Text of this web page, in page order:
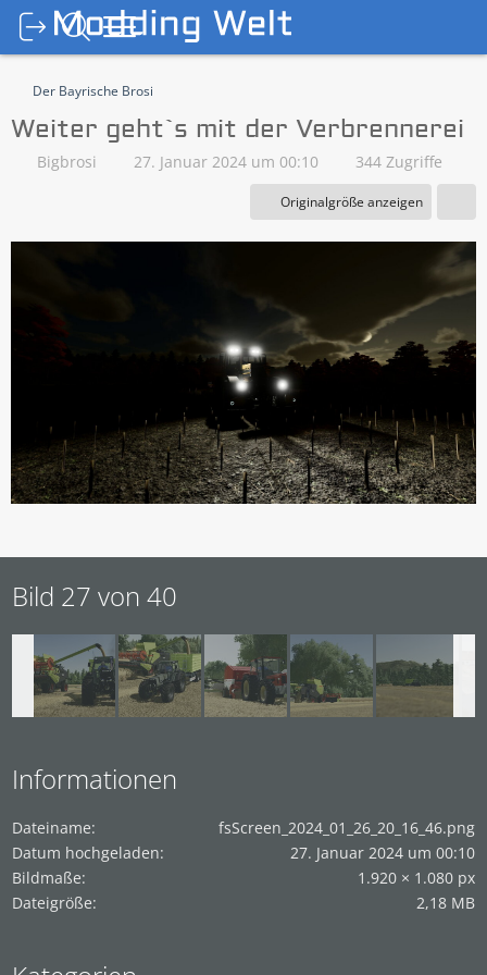
Der Bayrische Brosi
Weiter geht`s mit der Verbrennerei
Bigbrosi 27. Januar 2024 um 00:10 344 Zugriffe
Originalgröße anzeigen
Bild 27 von 40
Informationen
Dateiname
fsScreen_2024_01_26_20_16_46.png
Datum hochgeladen
27. Januar 2024 um 00:10
Bildmaße
1.920 × 1.080 px
Dateigröße
2,18 MB